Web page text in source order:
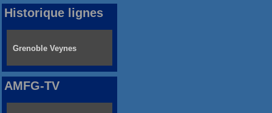
Historique lignes
Grenoble Veynes
AMFG-TV